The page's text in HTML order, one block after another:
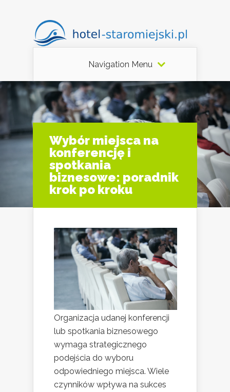
Navigation Menu
Wybór miejsca na
konferencję i
spotkania
biznesowe: poradnik
krok po kroku
Organizacja udanej konferencji
lub spotkania biznesowego
wymaga strategicznego
podejścia do wyboru
odpowiedniego miejsca. Wiele
czynników wpływa na sukces